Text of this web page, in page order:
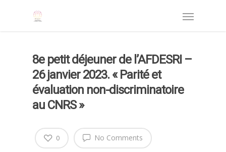
8e petit déjeuner de l’AFDESRI –
26 janvier 2023. « Parité et
évaluation non-discriminatoire
au CNRS »
No Comments
0